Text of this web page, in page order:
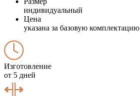
индивидуальный
Цена
указана за базовую комплектацию
Изготовление
от 5 дней